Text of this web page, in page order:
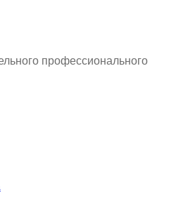
профессионального